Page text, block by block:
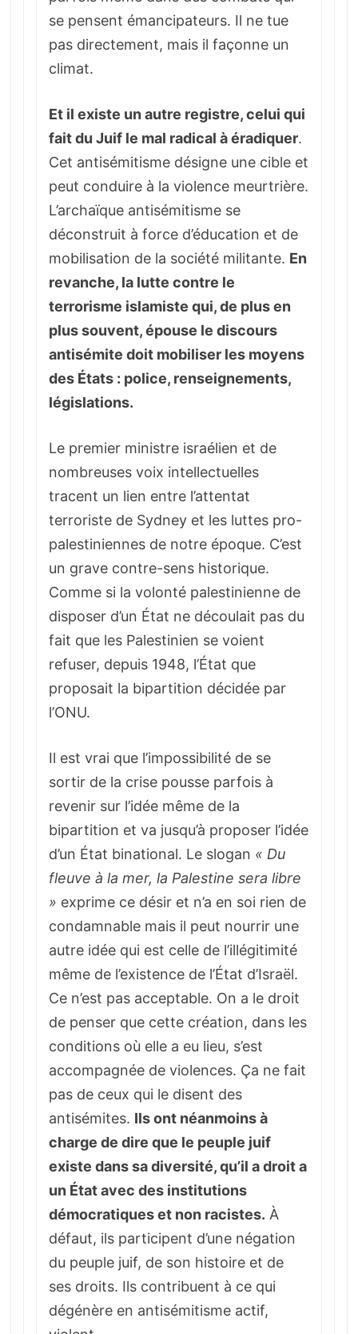
se pensent émancipateurs. Il ne tue
pas directement, mais il façonne un
climat.
Et il existe un autre registre, celui qui
fait du Juif le mal radical à éradiquer.
Cet antisémitisme désigne une cible et
peut conduire à la violence meurtrière.
L’archaïque antisémitisme se
déconstruit à force d’éducation et de
mobilisation de la société militante. En
revanche, la lutte contre le
terrorisme islamiste qui, de plus en
plus souvent, épouse le discours
antisémite doit mobiliser les moyens
des États : police, renseignements,
législations.
Le premier ministre israélien et de
nombreuses voix intellectuelles
tracent un lien entre l’attentat
terroriste de Sydney et les luttes pro-
palestiniennes de notre époque. C’est
un grave contre-sens historique.
Comme si la volonté palestinienne de
disposer d’un État ne découlait pas du
fait que les Palestinien se voient
refuser, depuis 1948, l’État que
proposait la bipartition décidée par
l’ONU.
Il est vrai que l’impossibilité de se
sortir de la crise pousse parfois à
revenir sur l’idée même de la
bipartition et va jusqu’à proposer l’idée
d’un État binational. Le slogan « Du
fleuve à la mer, la Palestine sera libre
» exprime ce désir et n’a en soi rien de
condamnable mais il peut nourrir une
autre idée qui est celle de l’illégitimité
même de l’existence de l’État d’Israël.
Ce n’est pas acceptable. On a le droit
de penser que cette création, dans les
conditions où elle a eu lieu, s’est
accompagnée de violences. Ça ne fait
pas de ceux qui le disent des
antisémites. Ils ont néanmoins à
charge de dire que le peuple juif
existe dans sa diversité, qu’il a droit a
un État avec des institutions
démocratiques et non racistes. À
défaut, ils participent d’une négation
du peuple juif, de son histoire et de
ses droits. Ils contribuent à ce qui
dégénère en antisémitisme actif,